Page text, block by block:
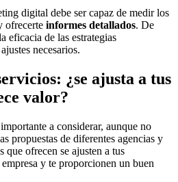
digital debe ser capaz de medir los
ofrecerte informes detallados. De
eficacia de las estrategias
necesarios.
¿se ajusta a tus
valor?
a considerar, aunque no
propuestas de diferentes agencias y
que ofrecen se ajusten a tus
y te proporcionen un buen